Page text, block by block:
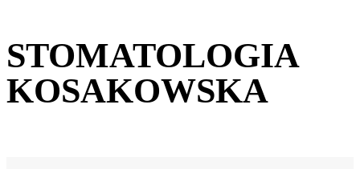
STOMATOLOGIA
KOSAKOWSKA